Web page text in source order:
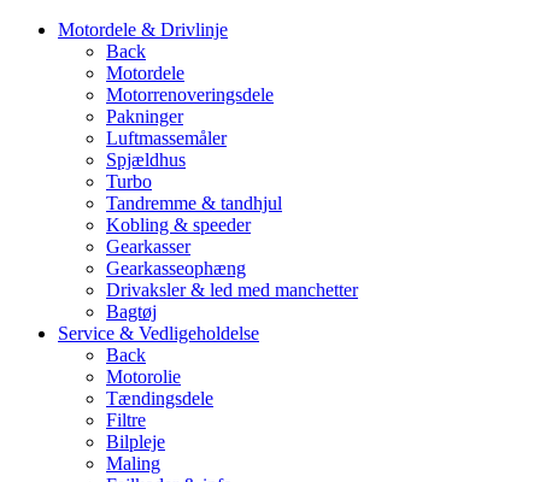
Motordele & Drivlinje
Back
Motordele
Motorrenoveringsdele
Pakninger
Luftmassemåler
Spjældhus
Turbo
Tandremme & tandhjul
Kobling & speeder
Gearkasser
Gearkasseophæng
Drivaksler & led med manchetter
Bagtøj
Service & Vedligeholdelse
Back
Motorolie
Tændingsdele
Filtre
Bilpleje
Maling